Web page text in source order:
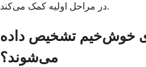
در مراحل اولیه کمک می‌کند.
خوش‌خیم تشخیص داده
می‌شوند؟